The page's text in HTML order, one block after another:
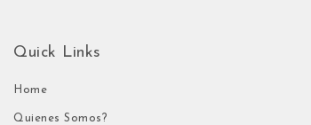
Quick Links
Home
Quienes Somos?